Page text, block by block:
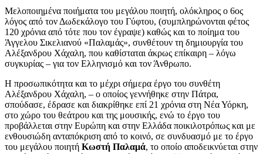
Μελοποιημένα ποιήματα του μεγάλου ποιητή, ολόκληρος ο 6ος
λόγος από τον Δωδεκάλογο του Γύφτου, (συμπληρώνονται φέτος
120 χρόνια από τότε που τον έγραψε) καθώς και το ποίημα του
Άγγελου Σικελιανού «Παλαμάς», συνθέτουν τη δημιουργία του
Αλέξανδρου Χάχαλη, που καθίσταται άκρως επίκαιρη – λόγω
συγκυρίας – για τον Ελληνισμό και τον Άνθρωπο.
Η προσωπικότητα και το μέχρι σήμερα έργο του συνθέτη
Αλέξανδρου Χάχαλη, – ο οποίος γεννήθηκε στην Πάτρα,
σπούδασε, έδρασε και διακρίθηκε επί 21 χρόνια στη Νέα Υόρκη,
στο χώρο του θεάτρου και της μουσικής, ενώ το έργο του
προβάλλεται στην Ευρώπη και στην Ελλάδα ποικιλοτρόπως και με
ενθουσιώδη ανταπόκριση από το κοινό, σε συνδυασμό με το έργο
του μεγάλου ποιητή Κωστή Παλαμά, το οποίο αποδεικνύεται στην